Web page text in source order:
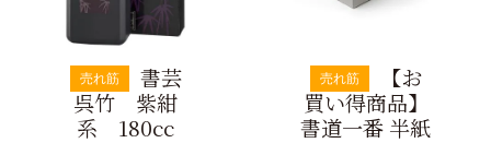
売れ筋
書芸
呉竹 紫紺
系 180cc
売れ筋
【お
買い得商品】
書道一番 半紙